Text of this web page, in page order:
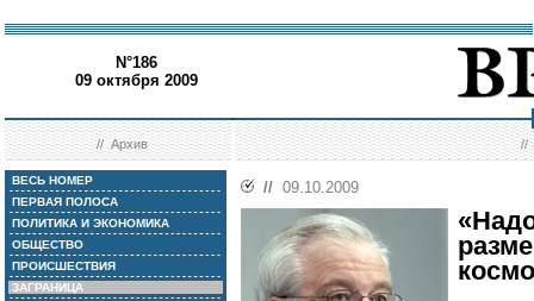
N°186
09 октября 2009
//Архив //
ВЕСЬ НОМЕР
ПЕРВАЯ ПОЛОСА
ПОЛИТИКА И ЭКОНОМИКА
ОБЩЕСТВО
ПРОИСШЕСТВИЯ
ЗАГРАНИЦА
// 09.10.2009